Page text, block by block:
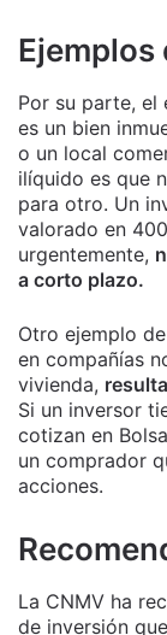
Por su parte, el
es un bien
o un local
ilíquido es que
para otro. Un
valorado en
urgentemente,
a corto plazo.
Otro ejemplo
en compañías
vivienda,
Si un inversor
cotizan en
un comprador
acciones.
La CNMV ha
de inversión que